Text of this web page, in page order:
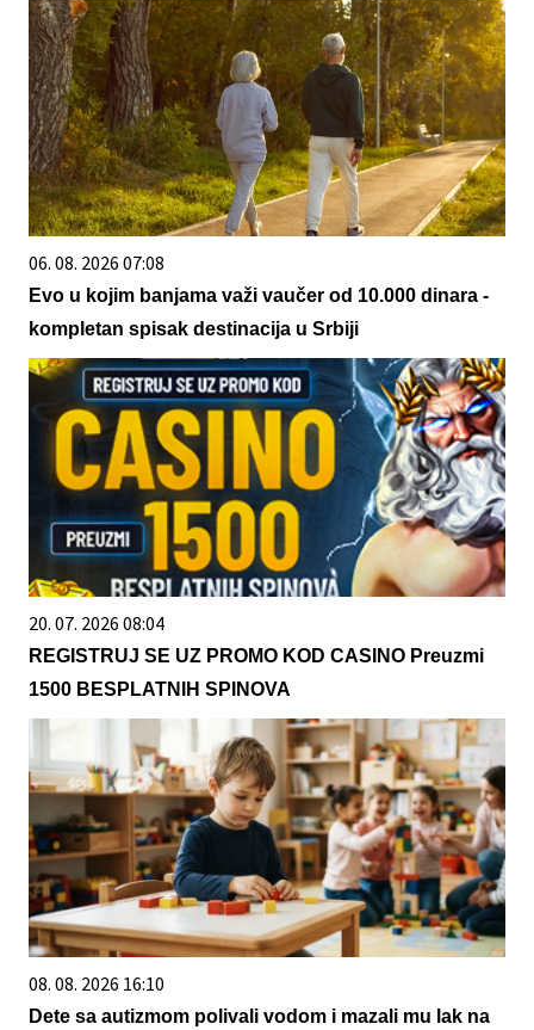
06. 08. 2026 07:08
Evo u kojim banjama važi vaučer od 10.000 dinara -
kompletan spisak destinacija u Srbiji
20. 07. 2026 08:04
REGISTRUJ SE UZ PROMO KOD CASINO Preuzmi
1500 BESPLATNIH SPINOVA
08. 08. 2026 16:10
Dete sa autizmom polivali vodom i mazali mu lak na